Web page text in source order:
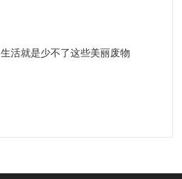
生活就是少不了这些美丽废物